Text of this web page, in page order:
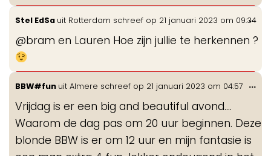
Stel EdSa uit Rotterdam schreef op 21 januari 2023 om 09:34
@bram en Lauren Hoe zijn jullie te herkennen ?
...
BBW#fun uit Almere schreef op 21 januari 2023 om 04:57
Vrijdag is er een big and beautiful avond....
Waarom de dag pas om 20 uur beginnen. Deze
blonde BBW is er om 12 uur en mijn fantasie is
...